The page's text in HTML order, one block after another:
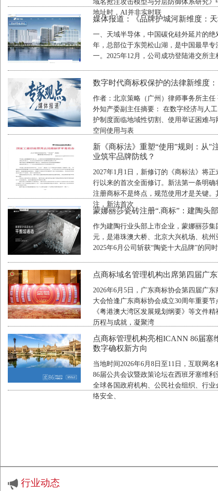
域名抢注攻击模型与分层防御体系研究
地址时，AI并非实时联
媒体报道：《品牌护城河新维度：
一、天域半导体，中国碳化硅外延片的
年，总部位于东莞松山湖，是中国最早
一。2025年12月，公司成功登陆港交所
数字时代商标权保护的法律新维度
作者：北京策略（广州）律师事务所主
外知产委副主任摘要： 在数字经济与人
护制度面临地域性切割、使用举证困难
空间使用与表
新《商标法》重塑“使用”规则：从
业筑牢品牌防线？
2027年1月1日，新修订的《商标法》将
行以来的首次全面修订。新法第一条明
注册商标不是终点，规范使用才是关键
注，新法首次
蒙娜丽莎瓷砖注册“.商标”：建陶头
作为建陶行业头部上市企业，蒙娜丽莎集
元，是港珠澳大桥、北京大兴机场、杭
2025年6月公司斩获“陶瓷十大品牌”的同
点商标域名管理机构出席第四届广
2026年6月5日，广东商标协会第四届广
大会恰逢广东商标协会成立30周年重要
《粤港澳大湾区发展规划纲要》等文件
历程与成就，凝聚湾
点商标管理机构亮相ICANN 86届
数字确权新方向
当地时间2026年6月8日至11日，互联网
86届公共会议暨政策论坛在西班牙塞维
全球各国政府机构、公民社会组织、行
络安全、
行业动态